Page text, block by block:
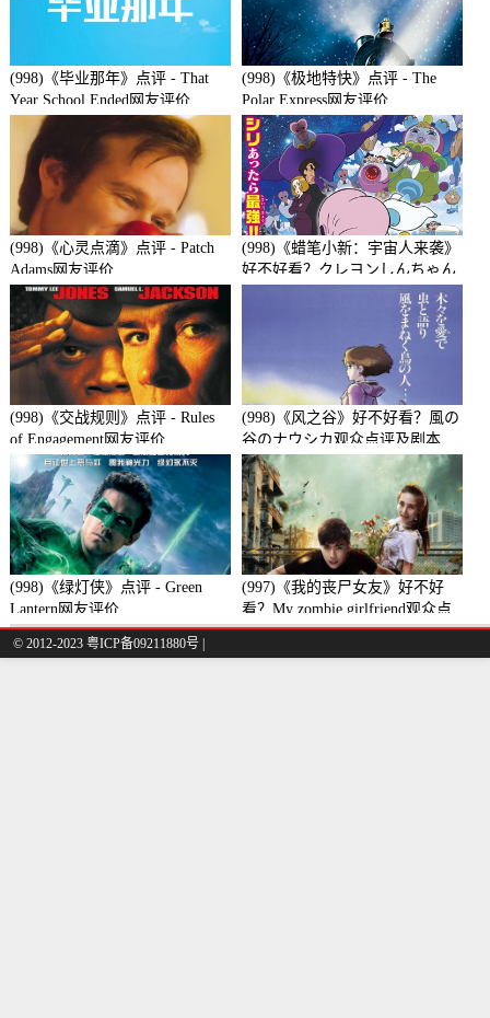
(998)《毕业那年》点评 - That
Year School Ended网友评价
(998)《极地特快》点评 - The
Polar Express网友评价
(998)《心灵点滴》点评 - Patch
Adams网友评价
(998)《蜡笔小新：宇宙人来袭》
好不好看？クレヨンしんちゃん
襲来!!宇宙人シリリ观众点评及
(998)《交战规则》点评 - Rules
of Engagement网友评价
(998)《风之谷》好不好看？風の
谷のナウシカ观众点评及剧本
(998)《绿灯侠》点评 - Green
Lantern网友评价
(997)《我的丧尸女友》好不好
看？My zombie girlfriend观众点
评及剧本
© 2012-2023 粤ICP备09211880号 |